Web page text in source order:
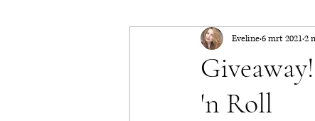
'n Roll
Eveline6 mrt 20212